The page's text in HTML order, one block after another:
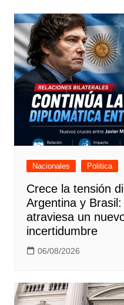
entradas
Nacionales Politica
Crece la tensión
Argentina y
atraviesa un
incertidumbre
06/08/2026